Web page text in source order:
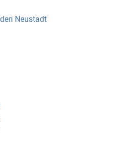
Neustadt